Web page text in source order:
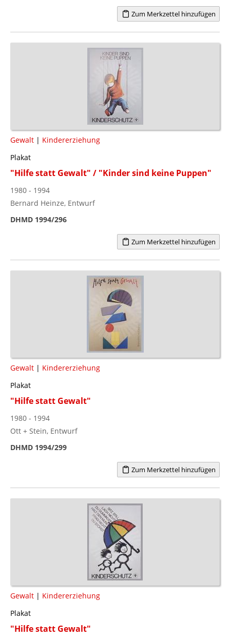
Zum Merkzettel hinzufügen
Gewalt | Kindererziehung
Plakat
"Hilfe statt Gewalt" / "Kinder sind keine Puppen"
1980 - 1994
Bernard Heinze, Entwurf
DHMD 1994/296
Zum Merkzettel hinzufügen
Gewalt | Kindererziehung
Plakat
"Hilfe statt Gewalt"
1980 - 1994
Ott + Stein, Entwurf
DHMD 1994/299
Zum Merkzettel hinzufügen
Gewalt | Kindererziehung
Plakat
"Hilfe statt Gewalt"